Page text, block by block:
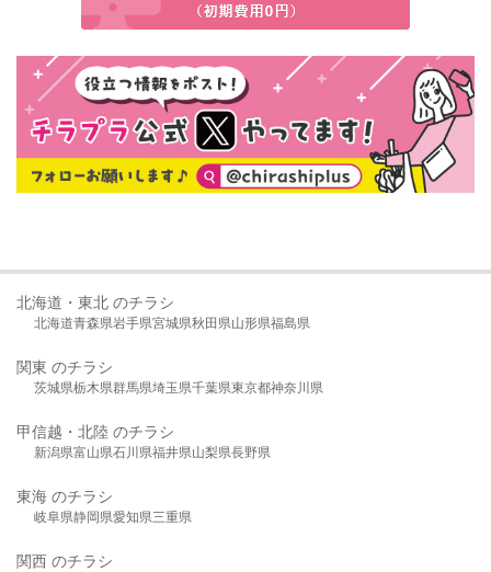
北海道・東北 のチラシ
北海道青森県岩手県宮城県秋田県山形県福島県
関東 のチラシ
茨城県栃木県群馬県埼玉県千葉県東京都神奈川県
甲信越・北陸 のチラシ
新潟県富山県石川県福井県山梨県長野県
東海 のチラシ
岐阜県静岡県愛知県三重県
関西 のチラシ